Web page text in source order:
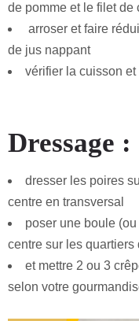
de pomme et le filet de
arroser et faire
de jus nappant
vérifier la cuisson
Dressage :
dresser les poires
centre en transversal
poser une boule
centre sur les quartiers
et mettre 2 ou 3
selon votre